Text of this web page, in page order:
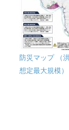
防災マップ （
想定最大規模）